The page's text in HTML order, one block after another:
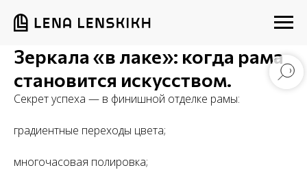
Зеркала «в лаке»: когда рама
становится искусством.
Секрет успеха — в финишной отделке рамы:
градиентные переходы цвета;
многочасовая полировка;